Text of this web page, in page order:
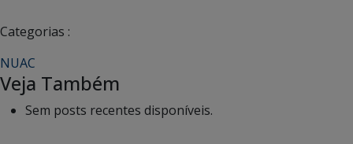
Categorias :
NUAC
Veja Também
Sem posts recentes disponíveis.